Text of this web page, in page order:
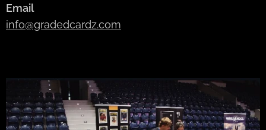
Email
info@gradedcardz.com